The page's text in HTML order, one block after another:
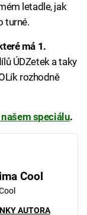
letadle, jak
turné.
má 1.
ÚDZetek a taky
rozhodně
speciálu.
Cool
AUTORA